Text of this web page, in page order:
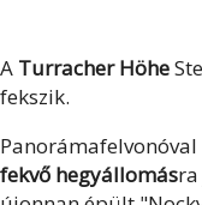
A Turracher Höhe
fekszik.
fekvő hegyállomás